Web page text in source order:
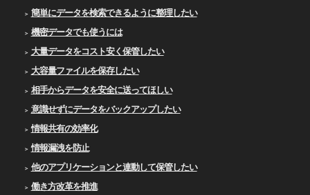
簡単にデータを検索できるように整理したい
機密データでも使うには
大量データをコスト安く保管したい
大容量ファイルを保存したい
相手からデータを安全に送ってほしい
意識せずにデータをバックアップしたい
情報共有の効率化
情報漏洩を防止
他のアプリケーションと連動して保管したい
働き方改革を推進